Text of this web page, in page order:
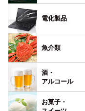
電化製品
魚介類
酒・
アルコール
お菓子・